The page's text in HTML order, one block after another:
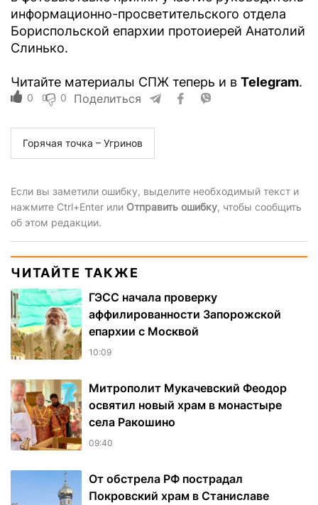
информационно-просветительского отдела
Бориспольской епархии протоиерей Анатолий
Слинько.
Читайте материалы СПЖ теперь и в Telegram.
0 0 Поделиться
Горячая точка – Угринов
Если вы заметили ошибку, выделите необходимый текст и
нажмите Ctrl+Enter или Отправить ошибку, чтобы сообщить
об этом редакции.
ЧИТАЙТЕ ТАКЖЕ
ГЭСС начала проверку
аффилированности Запорожской
епархии с Москвой
10:09
Митрополит Мукачевский Феодор
освятил новый храм в монастыре
села Ракошино
09:40
От обстрела РФ пострадал
Покровский храм в Станиславе